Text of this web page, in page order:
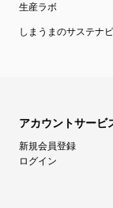
生産ラボ
しまうまのサステナ
アカウントサービ
新規会員登録
ログイン